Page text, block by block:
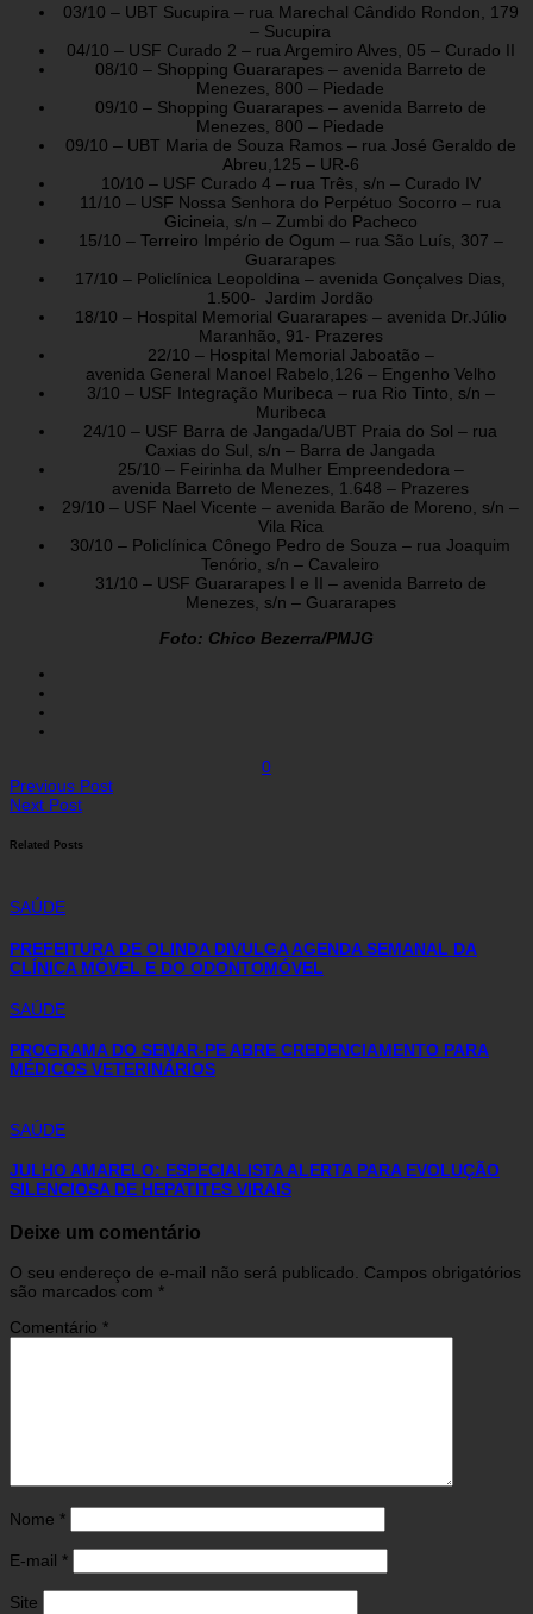
03/10 – UBT Sucupira – rua Marechal Cândido Rondon, 179
– Sucupira
04/10 – USF Curado 2 – rua Argemiro Alves, 05 – Curado II
08/10 – Shopping Guararapes – avenida Barreto de
Menezes, 800 – Piedade
09/10 – Shopping Guararapes – avenida Barreto de
Menezes, 800 – Piedade
09/10 – UBT Maria de Souza Ramos – rua José Geraldo de
Abreu,125 – UR-6
10/10 – USF Curado 4 – rua Três, s/n – Curado IV
11/10 – USF Nossa Senhora do Perpétuo Socorro – rua
Gicineia, s/n – Zumbi do Pacheco
15/10 – Terreiro Império de Ogum – rua São Luís, 307 –
Guararapes
17/10 – Policlínica Leopoldina – avenida Gonçalves Dias,
1.500- Jardim Jordão
18/10 – Hospital Memorial Guararapes – avenida Dr.Júlio
Maranhão, 91- Prazeres
22/10 – Hospital Memorial Jaboatão –
avenida General Manoel Rabelo,126 – Engenho Velho
3/10 – USF Integração Muribeca – rua Rio Tinto, s/n –
Muribeca
24/10 – USF Barra de Jangada/UBT Praia do Sol – rua
Caxias do Sul, s/n – Barra de Jangada
25/10 – Feirinha da Mulher Empreendedora –
avenida Barreto de Menezes, 1.648 – Prazeres
29/10 – USF Nael Vicente – avenida Barão de Moreno, s/n –
Vila Rica
30/10 – Policlínica Cônego Pedro de Souza – rua Joaquim
Tenório, s/n – Cavaleiro
31/10 – USF Guararapes I e II – avenida Barreto de
Menezes, s/n – Guararapes
Foto: Chico Bezerra/PMJG
0
Previous Post
Next Post
Related Posts
SAÚDE
PREFEITURA DE OLINDA DIVULGA AGENDA SEMANAL DA
CLÍNICA MÓVEL E DO ODONTOMÓVEL
SAÚDE
PROGRAMA DO SENAR-PE ABRE CREDENCIAMENTO PARA
MÉDICOS VETERINÁRIOS
SAÚDE
JULHO AMARELO: ESPECIALISTA ALERTA PARA EVOLUÇÃO
SILENCIOSA DE HEPATITES VIRAIS
Deixe um comentário
O seu endereço de e-mail não será publicado. Campos obrigatórios
são marcados com *
Comentário *
Nome *
E-mail *
Site